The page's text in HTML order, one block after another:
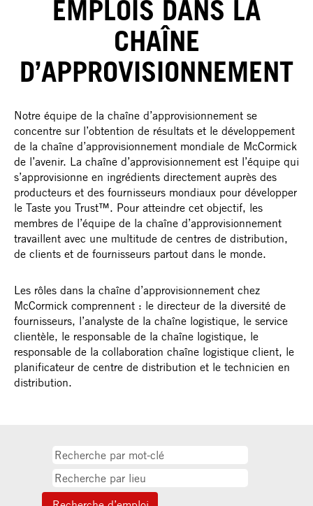
EMPLOIS DANS LA
CHAÎNE
D’APPROVISIONNEMENT
Notre équipe de la chaîne d’approvisionnement se
concentre sur l’obtention de résultats et le développement
de la chaîne d’approvisionnement mondiale de McCormick
de l’avenir. La chaîne d’approvisionnement est l’équipe qui
s’approvisionne en ingrédients directement auprès des
producteurs et des fournisseurs mondiaux pour développer
le Taste you Trust™. Pour atteindre cet objectif, les
membres de l’équipe de la chaîne d’approvisionnement
travaillent avec une multitude de centres de distribution,
de clients et de fournisseurs partout dans le monde.
Les rôles dans la chaîne d’approvisionnement chez
McCormick comprennent : le directeur de la diversité de
fournisseurs, l’analyste de la chaîne logistique, le service
clientèle, le responsable de la chaîne logistique, le
responsable de la collaboration chaîne logistique client, le
planificateur de centre de distribution et le technicien en
distribution.